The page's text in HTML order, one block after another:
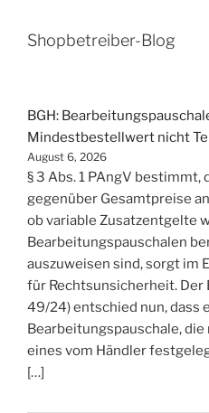
Shopbetreiber-Blog
BGH:
Mindestbestellwert nicht
August 6, 2026
§ 3 Abs. 1 PAngV bestimmt,
gegenüber Gesamtpreise
ob variable Zusatzentgelte
Bearbeitungspauschalen
auszuweisen sind, sorgt im
für Rechtsunsicherheit. Der
49/24) entschied nun, dass
Bearbeitungspauschale,
eines vom Händler
[…]